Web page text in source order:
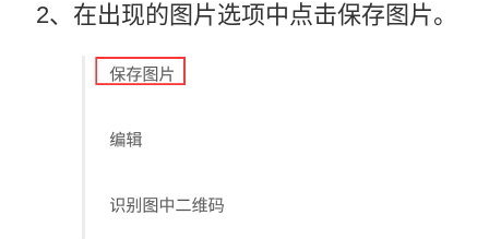
2、在出现的图片选项中点击保存图片。